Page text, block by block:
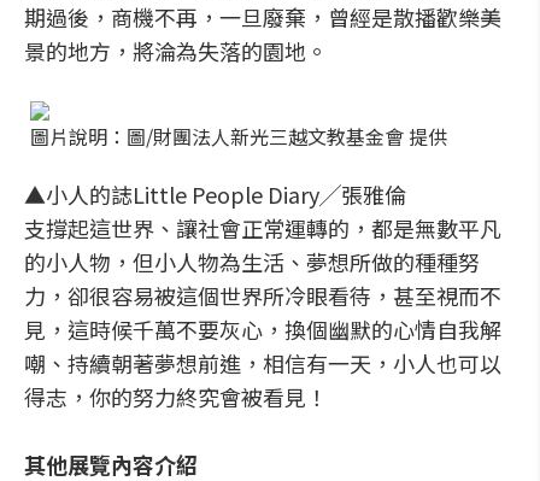
期過後，商機不再，一旦廢棄，曾經是散播歡樂美
景的地方，將淪為失落的園地。
圖片說明：圖/財團法人新光三越文教基金會 提供
▲小人的誌Little People Diary╱張雅倫
支撐起這世界、讓社會正常運轉的，都是無數平凡
的小人物，但小人物為生活、夢想所做的種種努
力，卻很容易被這個世界所冷眼看待，甚至視而不
見，這時候千萬不要灰心，換個幽默的心情自我解
嘲、持續朝著夢想前進，相信有一天，小人也可以
得志，你的努力終究會被看見！
其他展覽內容介紹